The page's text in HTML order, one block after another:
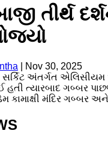
તીર્થ
Nov 30, 2025
સર્કિટ અંતર્ગત
હતી ત્યારબાદ ગબ્બર
કામાક્ષી મંદિર ગબ્બર